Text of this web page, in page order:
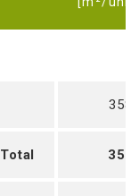
358
Total 358